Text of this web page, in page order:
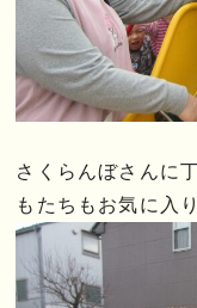
さくらんぼさんに
もたちもお気に入